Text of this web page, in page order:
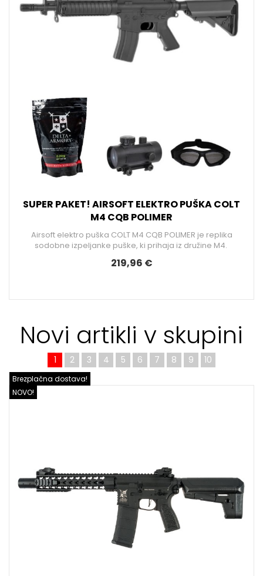
SUPER PAKET! AIRSOFT ELEKTRO PUŠKA COLT
M4 CQB POLIMER
Airsoft elektro puška COLT M4 CQB POLIMER je replika
sodobne izpeljanke puške, ki prihaja iz družine M4.
219,96 €
Novi artikli v skupini
1 2 3 4 5 6 7 8 9 10
NOVO!
Brezplačna dostava!